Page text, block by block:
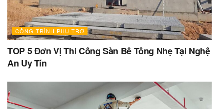
CÔNG TRÌNH PHỤ TRỢ
TOP 5 Đơn Vị Thi Công Sàn Bê Tông Nhẹ Tại Nghệ
An Uy Tín